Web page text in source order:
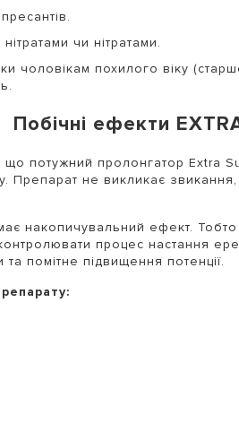
чи нітратами.
чоловікам похилого віку
Побічні ефекти
потужний пролонгатор Extra
Препарат не викликає
накопичувальний ефект. Тобто
процес настання
помітне підвищення потенції.